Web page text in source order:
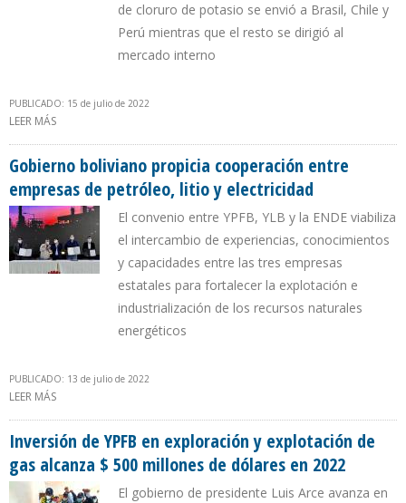
de cloruro de potasio se envió a Brasil, Chile y
Perú mientras que el resto se dirigió al
mercado interno
PUBLICADO: 15 de julio de 2022
LEER MÁS
Gobierno boliviano propicia cooperación entre
empresas de petróleo, litio y electricidad
El convenio entre YPFB, YLB y la ENDE viabiliza
el intercambio de experiencias, conocimientos
y capacidades entre las tres empresas
estatales para fortalecer la explotación e
industrialización de los recursos naturales
energéticos
PUBLICADO: 13 de julio de 2022
LEER MÁS
Inversión de YPFB en exploración y explotación de
gas alcanza $ 500 millones de dólares en 2022
El gobierno de presidente Luis Arce avanza en